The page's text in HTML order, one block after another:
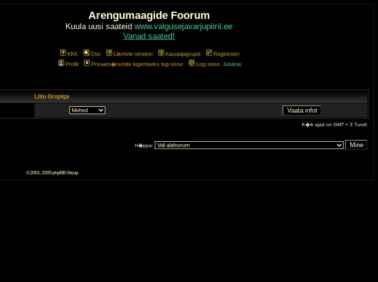
Arengumaagide Foorum
Kuula uusi saateid www.valgusejavarjupiiril.ee
Vanad saated!
KKK Otsi Liikmete nimekiri Kasutajagrupid
Registreeri
Profiil
Privaats�numite lugemiseks logi sisse Logi sisse Jutukas
Liitu Grupiga
K�ik ajad on GMT + 3 Tundi
H�ppa:
© 2001, 2005 phpBB Group